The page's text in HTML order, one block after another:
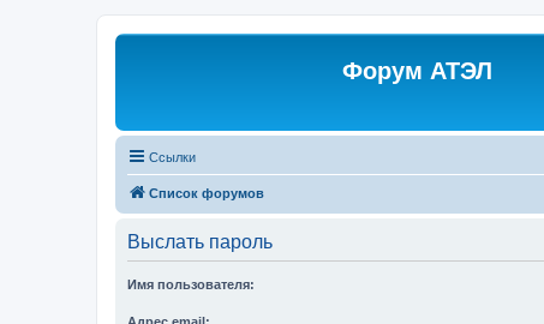
Форум АТЭЛ
Ссылки
Список форумов
Выслать пароль
Имя пользователя: